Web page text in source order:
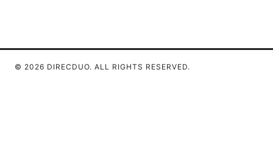
© 2026 DIRECDUO. ALL RIGHTS RESERVED.